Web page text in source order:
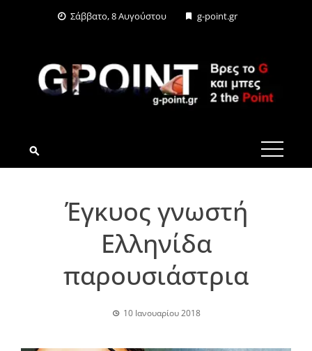
Σάββατο, 8 Αυγούστου g-point.gr
G-POINT.GR
Έγκυος γνωστή
Ελληνίδα
παρουσιάστρια
10 Ιανουαρίου 2018